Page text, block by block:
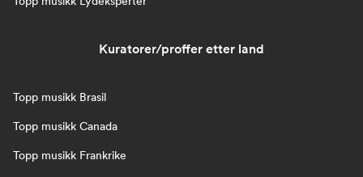
Kuratorer/proffer etter land
Topp musikk Brasil
Topp musikk Canada
Topp musikk Frankrike